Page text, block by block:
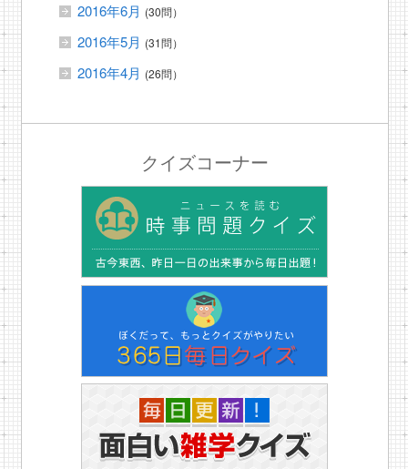
2016年6月 (30問）
2016年5月 (31問）
2016年4月 (26問）
クイズコーナー